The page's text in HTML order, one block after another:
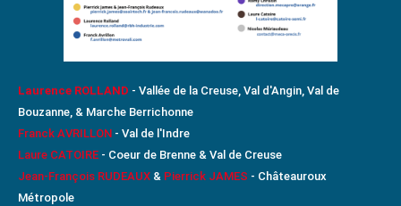
Laurence ROLLAND - Vallée de la Creuse, Val d'Angin, Val de
Bouzanne, & Marche Berrichonne
Franck AVRILLON - Val de l'Indre
Laure CATOIRE - Coeur de Brenne & Val de Creuse
Jean-François RUDEAUX & Pierrick JAMES - Châteauroux
Métropole